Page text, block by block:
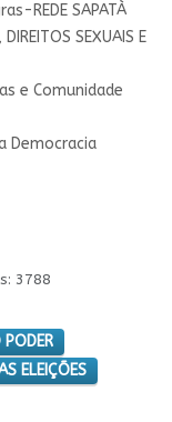
REDE SAPATÀ
DIREITOS SEXUAIS E
e Comunidade
Democracia
3788
PODER
ELEIÇÕES